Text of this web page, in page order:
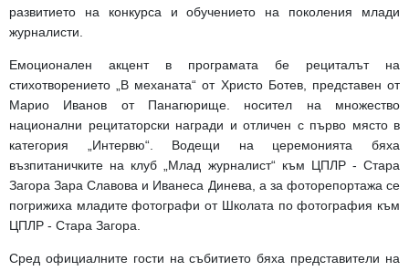
развитието на конкурса и обучението на поколения млади
журналисти.
Емоционален акцент в програмата бе рециталът на
стихотворението „В механата“ от Христо Ботев, представен от
Марио Иванов от Панагюрище. носител на множество
национални рецитаторски награди и отличен с първо място в
категория „Интервю“. Водещи на церемонията бяха
възпитаничките на клуб „Млад журналист“ към ЦПЛР - Стара
Загора Зара Славова и Иванеса Динева, а за фоторепортажа се
погрижиха младите фотографи от Школата по фотография към
ЦПЛР - Стара Загора.
Сред официалните гости на събитието бяха представители на